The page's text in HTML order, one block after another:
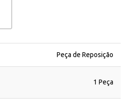
Peça de Reposição
1 Peça